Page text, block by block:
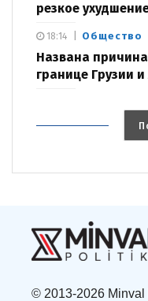
резкое
Общество
Названа
границе Грузии
18:14
© 2013-2026